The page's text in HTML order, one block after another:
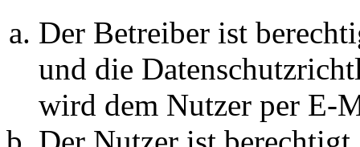
Der Betreiber ist
und die
wird dem Nutzer per E-